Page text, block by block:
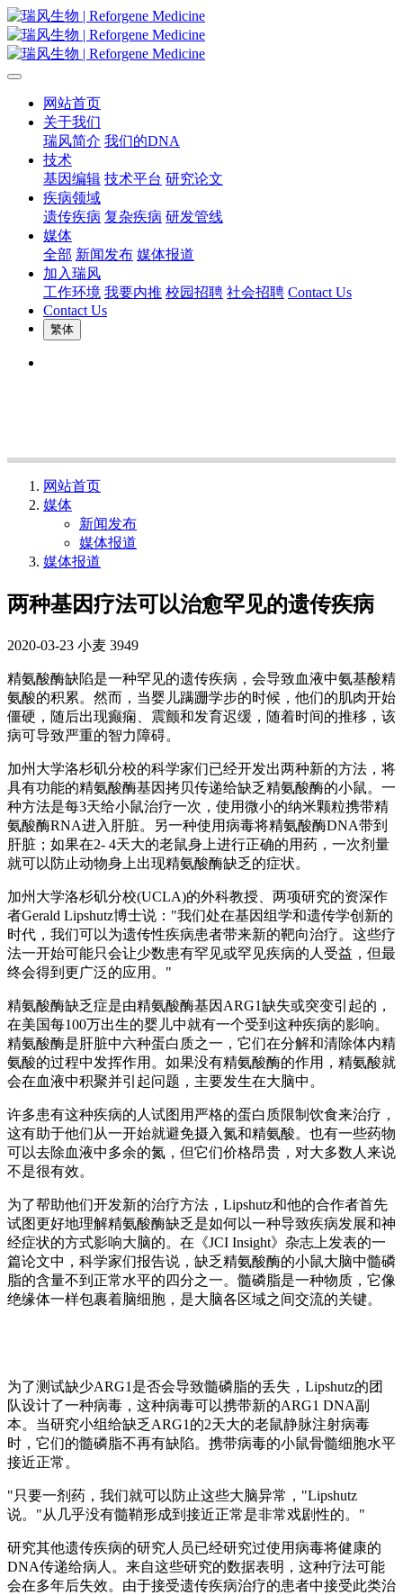
网站首页
关于我们
瑞风简介 我们的DNA
技术
基因编辑 技术平台 研究论文
疾病领域
遗传疾病 复杂疾病 研发管线
媒体
全部 新闻发布 媒体报道
加入瑞风
工作环境 我要内推 校园招聘 社会招聘 Contact Us
Contact Us
繁体
网站首页
媒体
新闻发布
媒体报道
媒体报道
两种基因疗法可以治愈罕见的遗传疾病
2020-03-23 小麦 3949
精氨酸酶缺陷是一种罕见的遗传疾病，会导致血液中氨基酸精
氨酸的积累。然而，当婴儿蹒跚学步的时候，他们的肌肉开始
僵硬，随后出现癫痫、震颤和发育迟缓，随着时间的推移，该
病可导致严重的智力障碍。
加州大学洛杉矶分校的科学家们已经开发出两种新的方法，将
具有功能的精氨酸酶基因拷贝传递给缺乏精氨酸酶的小鼠。一
种方法是每3天给小鼠治疗一次，使用微小的纳米颗粒携带精
氨酸酶RNA进入肝脏。另一种使用病毒将精氨酸酶DNA带到
肝脏；如果在2- 4天大的老鼠身上进行正确的用药，一次剂量
就可以防止动物身上出现精氨酸酶缺乏的症状。
加州大学洛杉矶分校(UCLA)的外科教授、两项研究的资深作
者Gerald Lipshutz博士说："我们处在基因组学和遗传学创新的
时代，我们可以为遗传性疾病患者带来新的靶向治疗。这些疗
法一开始可能只会让少数患有罕见或罕见疾病的人受益，但最
终会得到更广泛的应用。"
精氨酸酶缺乏症是由精氨酸酶基因ARG1缺失或突变引起的，
在美国每100万出生的婴儿中就有一个受到这种疾病的影响。
精氨酸酶是肝脏中六种蛋白质之一，它们在分解和清除体内精
氨酸的过程中发挥作用。如果没有精氨酸酶的作用，精氨酸就
会在血液中积聚并引起问题，主要发生在大脑中。
许多患有这种疾病的人试图用严格的蛋白质限制饮食来治疗，
这有助于他们从一开始就避免摄入氮和精氨酸。也有一些药物
可以去除血液中多余的氮，但它们价格昂贵，对大多数人来说
不是很有效。
为了帮助他们开发新的治疗方法，Lipshutz和他的合作者首先
试图更好地理解精氨酸酶缺乏是如何以一种导致疾病发展和神
经症状的方式影响大脑的。在《JCI Insight》杂志上发表的一
篇论文中，科学家们报告说，缺乏精氨酸酶的小鼠大脑中髓磷
脂的含量不到正常水平的四分之一。髓磷脂是一种物质，它像
绝缘体一样包裹着脑细胞，是大脑各区域之间交流的关键。
为了测试缺少ARG1是否会导致髓磷脂的丢失，Lipshutz的团
队设计了一种病毒，这种病毒可以携带新的ARG1 DNA副
本。当研究小组给缺乏ARG1的2天大的老鼠静脉注射病毒
时，它们的髓磷脂不再有缺陷。携带病毒的小鼠骨髓细胞水平
接近正常。
"只要一剂药，我们就可以防止这些大脑异常，"Lipshutz
说。"从几乎没有髓鞘形成到接近正常是非常戏剧性的。"
研究其他遗传疾病的研究人员已经研究过使用病毒将健康的
DNA传递给病人。来自这些研究的数据表明，这种疗法可能
会在多年后失效。由于接受遗传疾病治疗的患者中接受此类治